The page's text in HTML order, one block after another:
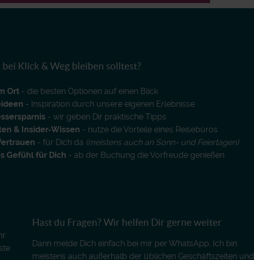
Klick & Weg bleiben solltest?
Ort - die besten Optionen auf einen Blick
- Inspiration durch unsere eigenen Erlebnisse
- wir geben Dir praktische Tipps
& Insider-Wissen - nutze die Vorteile eines Reisebüros
- für Dich da (meistens auch an Sonn- und Feiertagen)
Gefühl für Dich - ab der Buchung die Vorfreude genießen
Hast du Fragen? Wir helfen Dir gerne weiter
Dann melde Dich einfach bei mir per WhatsApp. Ich bin
meistens auch außerhalb der üblichen Geschäftszeiten und